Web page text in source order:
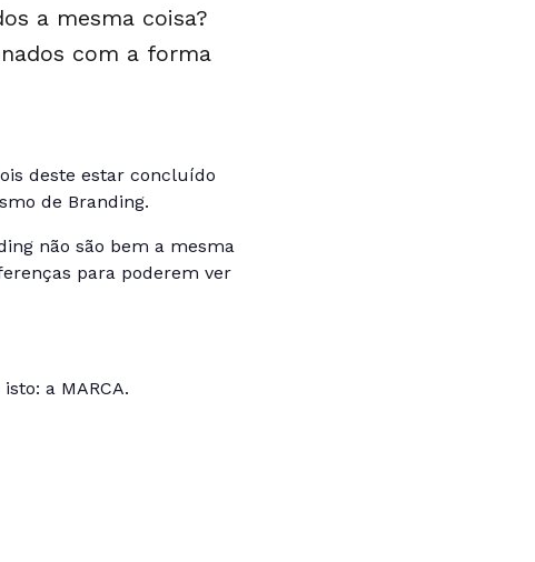
a mesma coisa?
com a forma
deste estar concluído
de Branding.
não são bem a mesma
para poderem ver
a MARCA.